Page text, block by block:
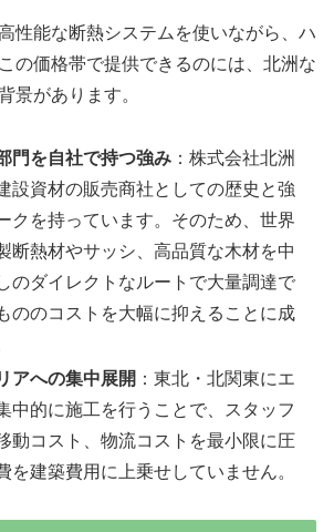
性能な断熱システムを使いながら、ハ
の価格帯で提供できるのには、北洲な
景があります。
門を自社で持つ強み ：株式会社北洲
設資材の販売商社としての歴史と強
クを持っています。そのため、世界
断熱材やサッシ、高品質な木材を中
のダイレクトなルートで大量調達で
ののコストを大幅に抑えることに成
アへの集中展開 ：東北・北関東にエ
中的に施工を行うことで、スタッフ
動コスト、物流コストを最小限に圧
を建築費用に上乗せしていません。